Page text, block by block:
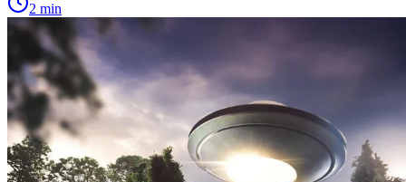
2 min